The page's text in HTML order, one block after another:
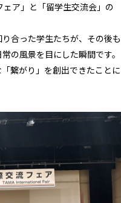
ア」と「留学生交流会」の
合った学生たちが、その後も
の風景を目にした瞬間です。
繋がり」を創出できたことに